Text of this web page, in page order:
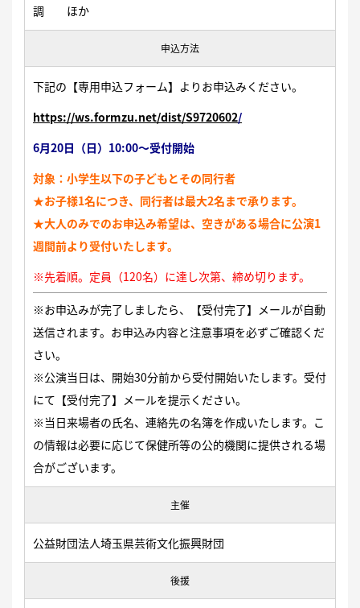
調 ほか
申込方法
下記の【専用申込フォーム】よりお申込みください。
https://ws.formzu.net/dist/S9720602/
6月20日（日）10:00～受付開始
対象：小学生以下の子どもとその同行者
★お子様1名につき、同行者は最大2名まで承ります。
★大人のみでのお申込み希望は、空きがある場合に公演1
週間前より受付いたします。
※先着順。定員（120名）に達し次第、締め切ります。
※お申込みが完了しましたら、【受付完了】メールが自動
送信されます。お申込み内容と注意事項を必ずご確認くだ
さい。
※公演当日は、開始30分前から受付開始いたします。受付
にて【受付完了】メールを提示ください。
※当日来場者の氏名、連絡先の名簿を作成いたします。こ
の情報は必要に応じて保健所等の公的機関に提供される場
合がございます。
主催
公益財団法人埼玉県芸術文化振興財団
後援